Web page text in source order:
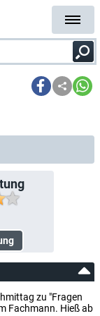
zu "Fragen
Fachmann. Hieß ab